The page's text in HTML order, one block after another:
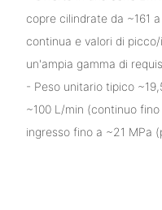
copre cilindrate da ~161
continua e valori di
un'ampia gamma di
- Peso unitario tipico
~100 L/min (continuo
ingresso fino a ~21 MPa